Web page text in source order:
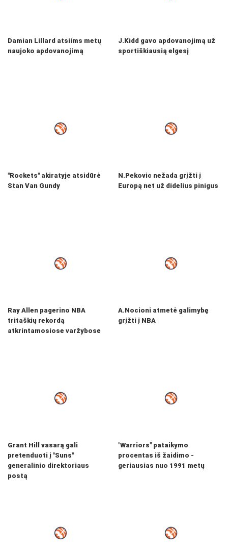
Damian Lillard atsiims metų
naujoko apdovanojimą
J.Kidd gavo apdovanojimą už
sportiškiausią elgesį
"Rockets" akiratyje atsidūrė
Stan Van Gundy
N.Pekovic nežada grįžti į
Europą net už didelius pinigus
Ray Allen pagerino NBA
tritaškių rekordą
atkrintamosiose varžybose
A.Nocioni atmetė galimybę
grįžti į NBA
Grant Hill vasarą gali
pretenduoti į "Suns"
generalinio direktoriaus
postą
"Warriors" pataikymo
procentas iš žaidimo -
geriausias nuo 1991 metų